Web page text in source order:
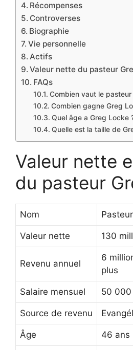
Récompenses
Controverses
Biographie
Vie personnelle
Actifs
Valeur nette du pasteur
FAQs
Combien vaut le
Combien gagne Greg
Quel âge a Greg Locke
Quelle est la taille de
Valeur nette
du pasteur
Nom
Valeur nette 130
Revenu annuel
6
plus
Salaire mensuel 50 000
Source de revenu
Âge 46 ans